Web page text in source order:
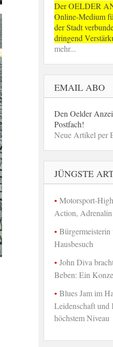
Der OELDER
Online-Medium
der Stadt
dringend
mehr...
EMAIL ABO
Den Oelder
Postfach!
Neue Artikel per
JÜNGSTE
Motorsport-
Action,
Bürgermeisterin
Hausbesuch
John Diva
Beben: Ein
Blues Jam im
Leidenschaft und
höchstem Niveau